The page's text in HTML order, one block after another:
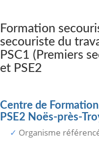
Formation
secouriste du
PSC1 (Premiers
et PSE2
Centre de
PSE2 Noës-près-
Organisme